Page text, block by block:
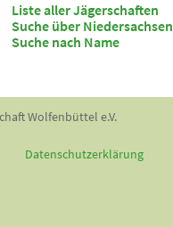
Liste aller Jägerschaften
Suche über
Suche nach Name
Wolfenbüttel e.V.
Datenschutzerklärung